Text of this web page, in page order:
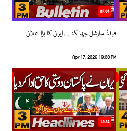
07:04
فیلڈ مارشل چھا گئے ، ایران کا بڑا اعلان
Apr 17, 2026 10:08 PM
13:34